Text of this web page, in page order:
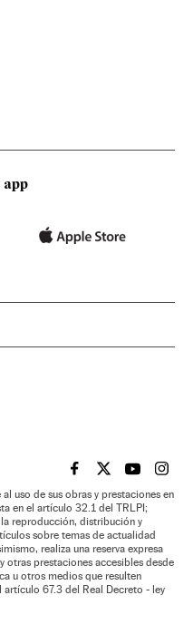
app
EL PAÍS BRASIL EN
EL PAÍSEL PAÍS
EL
uso de sus obras y prestaciones en
en el artículo 32.1 del TRLPI;
reproducción, distribución y
sobre temas de actualidad
realiza una reserva expresa
otras prestaciones accesibles desde
u otros medios que resulten
67.3 del Real Decreto - ley